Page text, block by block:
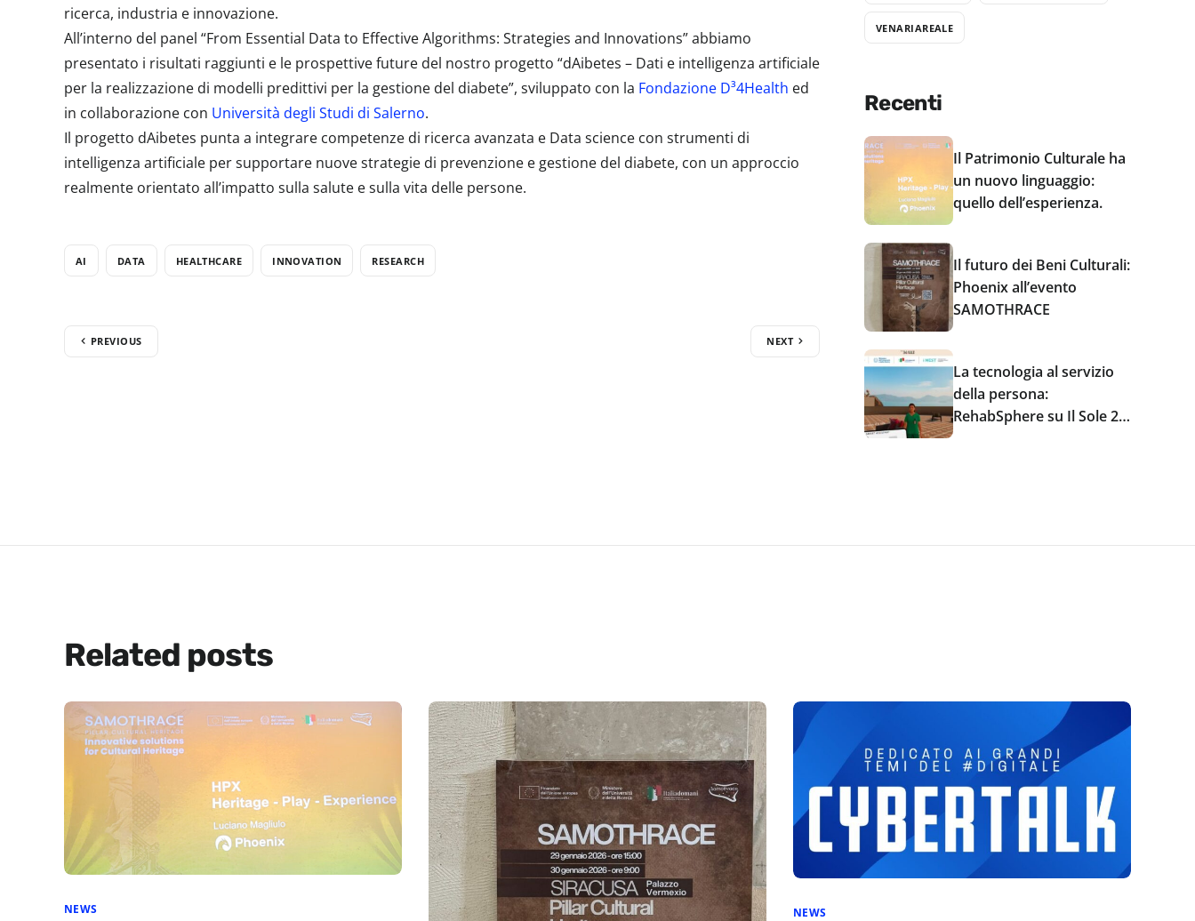
ricerca, industria e innovazione.
All’interno del panel “From Essential Data to Effective Algorithms: Strategies and Innovations” abbiamo
presentato i risultati raggiunti e le prospettive future del nostro progetto “dAibetes – Dati e intelligenza artificiale
per la realizzazione di modelli predittivi per la gestione del diabete”, sviluppato con la Fondazione D³4Health ed
in collaborazione con Università degli Studi di Salerno.
Il progetto dAibetes punta a integrare competenze di ricerca avanzata e Data science con strumenti di
intelligenza artificiale per supportare nuove strategie di prevenzione e gestione del diabete, con un approccio
realmente orientato all’impatto sulla salute e sulla vita delle persone.
AI DATA HEALTHCARE INNOVATION RESEARCH
PREVIOUS NEXT
VENARIAREALE
Recenti
Il Patrimonio Culturale ha
un nuovo linguaggio:
quello dell’esperienza.
Il futuro dei Beni Culturali:
Phoenix all’evento
SAMOTHRACE
La tecnologia al servizio
della persona:
RehabSphere su Il Sole 24
Related posts
NEWS NEWS